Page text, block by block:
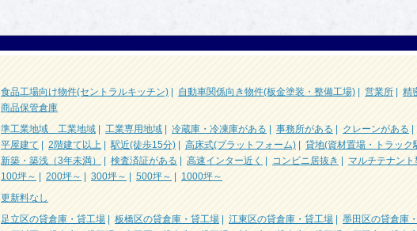
食品工場向け物件(セントラルキッチン) 自動車関係向き物件(板金塗装・整備工場) 営業所 精
商品保管倉庫
準工業地域 工業地域 工業専用地域 冷蔵庫・冷凍庫がある 事務所がある クレーンがある
平屋建て
2階建て以上 |駅近(徒歩15分) 高床式(プラットフォーム) 貸地(資材置場・トラック
新築・築浅（3年未満）
検査済証がある 高速インター近く コンビニ居抜き マルチテナン
100坪～
200坪～ 300坪～ 500坪～
1000坪～
更新料なし
足立区の貸倉庫・貸工場 板橋区の貸倉庫・貸工場 江東区の貸倉庫・貸工場 墨田区の貸倉庫